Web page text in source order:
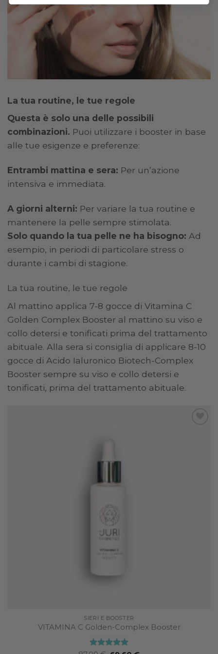
La tua routine, le tue regole
Questa è solo una delle possibili
combinazioni. Puoi utilizzare i booster in base
alle tue esigenze e preferenze:
Entrambi mattina e sera: Per un’azione
intensiva e immediata.
A giorni alterni: Per variare la tua routine e
mantenere la pelle sempre stimolata.
Solo quando la tua pelle ne ha bisogno: Ad
esempio, in periodi di particolare stress o
durante i cambi di stagione.
La tua routine, le tue regole
Al mattino applica 7-8 gocce di Vitamina C
Golden Complex Booster al mattino su viso e
collo detersi e tonificati prima del trattamento
abituale. Alla sera si consiglia di applicare 8-10
gocce di Acido Ialuronico Biotech-Complex
Booster sempre su viso e collo detersi e
tonificati, prima del trattamento abituale.
SIERI E BOOSTER
VITAMINA C Golden-Complex Booster